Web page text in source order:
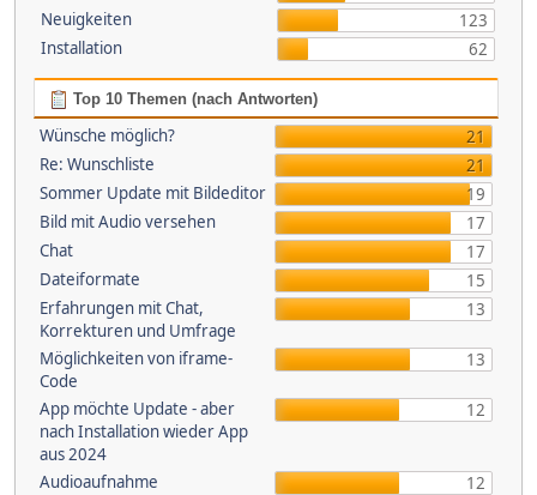
Neuigkeiten
123
Installation
62
Top 10 Themen (nach Antworten)
Wünsche möglich?
21
Re: Wunschliste
21
Sommer Update mit Bildeditor
19
Bild mit Audio versehen
17
Chat
17
Dateiformate
15
Erfahrungen mit Chat,
Korrekturen und Umfrage
13
Möglichkeiten von iframe-
Code
13
App möchte Update - aber
nach Installation wieder App
aus 2024
12
Audioaufnahme 12